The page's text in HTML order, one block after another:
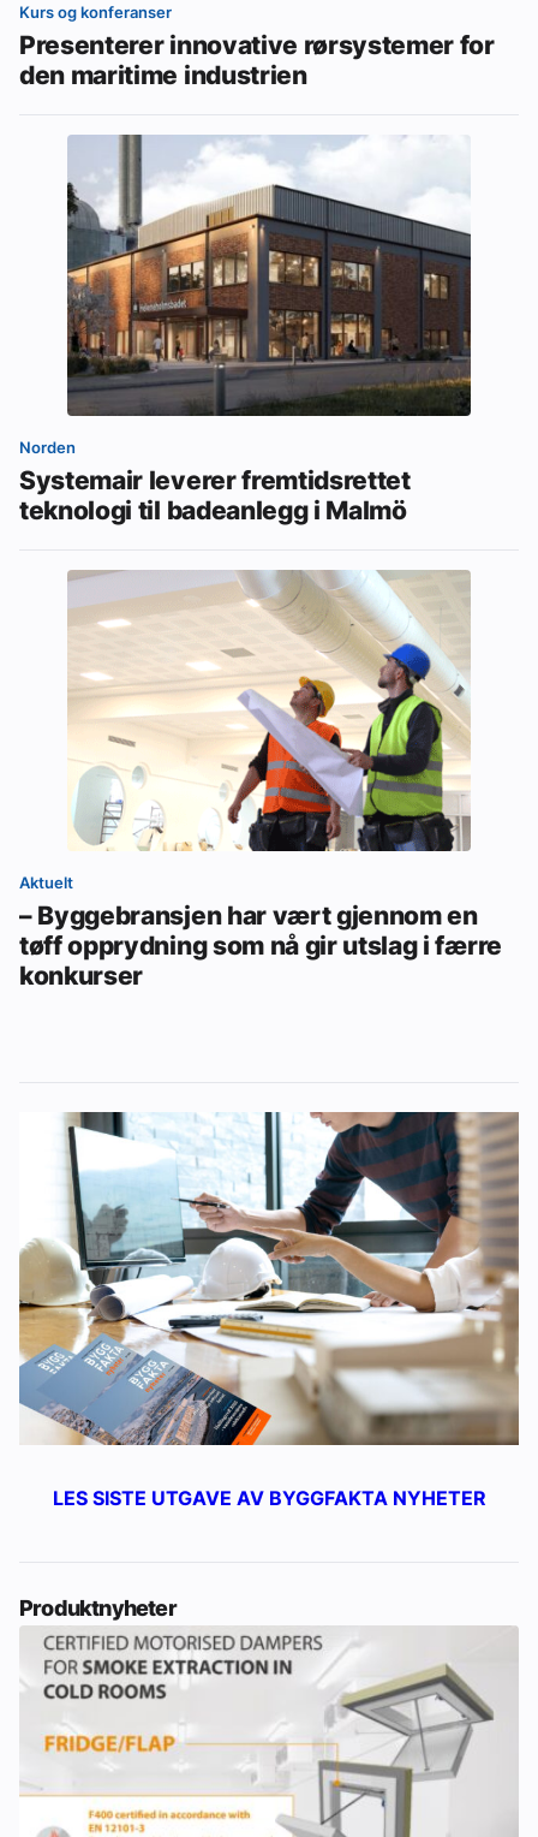
Kurs og konferanser
Presenterer innovative rørsystemer for
den maritime industrien
Norden
Systemair leverer fremtidsrettet
teknologi til badeanlegg i Malmö
Aktuelt
– Byggebransjen har vært gjennom en
tøff opprydning som nå gir utslag i færre
konkurser
LES SISTE UTGAVE AV BYGGFAKTA NYHETER
Produktnyheter